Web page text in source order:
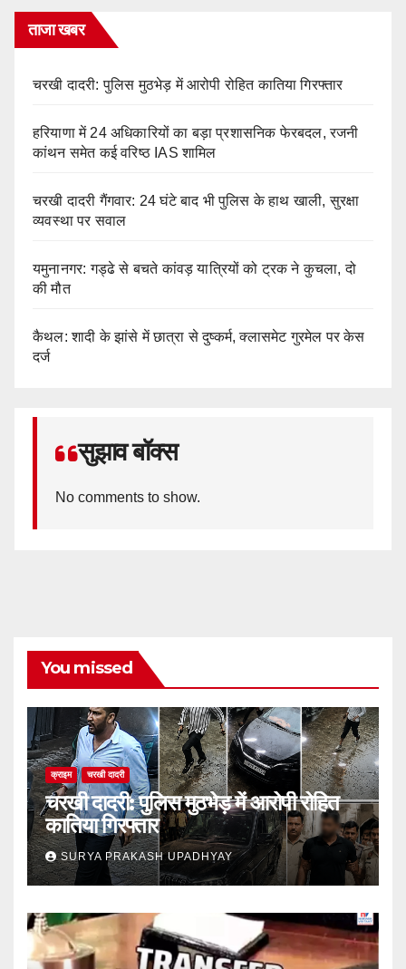
ताजा खबर
चरखी दादरी: पुलिस मुठभेड़ में आरोपी रोहित कातिया गिरफ्तार
हरियाणा में 24 अधिकारियों का बड़ा प्रशासनिक फेरबदल, रजनी
कांथन समेत कई वरिष्ठ IAS शामिल
चरखी दादरी गैंगवार: 24 घंटे बाद भी पुलिस के हाथ खाली, सुरक्षा
व्यवस्था पर सवाल
यमुनानगर: गड्ढे से बचते कांवड़ यात्रियों को ट्रक ने कुचला, दो
की मौत
कैथल: शादी के झांसे में छात्रा से दुष्कर्म, क्लासमेट गुरमेल पर केस
दर्ज
सुझाव बॉक्स
No comments to show.
You missed
क्राइम चरखी दादरी
चरखी दादरी: पुलिस मुठभेड़ में आरोपी रोहित
कातिया गिरफ्तार
SURYA PRAKASH UPADHYAY